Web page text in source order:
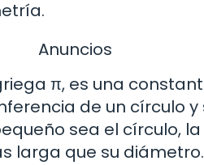
Anuncios
π, es una
de un círculo y
sea el círculo,
larga que su diámetro.